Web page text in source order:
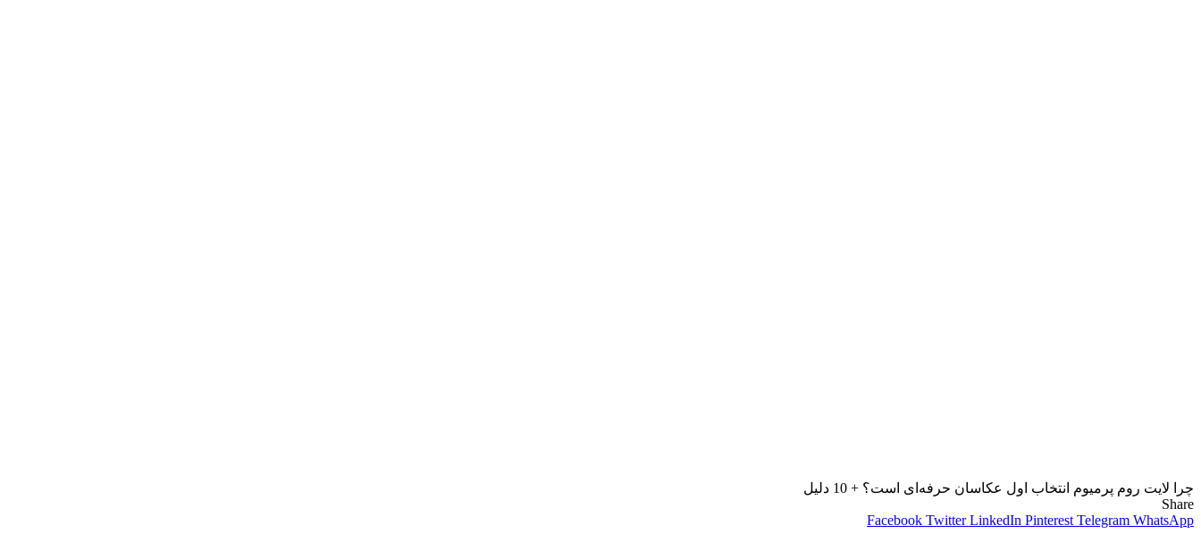
چرا لایت‌ روم پرمیوم انتخاب اول عکاسان حرفه‌ای است؟ + 10 دلیل
Share
Facebook Twitter LinkedIn Pinterest Telegram WhatsApp